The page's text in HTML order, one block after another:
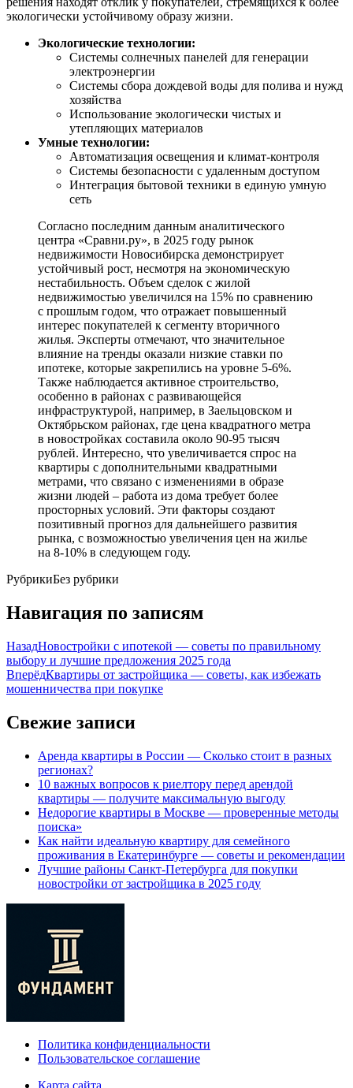
экологически устойчивому образу жизни.
Экологические технологии:
Системы солнечных панелей для генерации
электроэнергии
Системы сбора дождевой воды для полива и нужд
хозяйства
Использование экологически чистых и
утепляющих материалов
Умные технологии:
Автоматизация освещения и климат-контроля
Системы безопасности с удаленным доступом
Интеграция бытовой техники в единую умную
сеть
Согласно последним данным аналитического
центра «Сравни.ру», в 2025 году рынок
недвижимости Новосибирска демонстрирует
устойчивый рост, несмотря на экономическую
нестабильность. Объем сделок с жилой
недвижимостью увеличился на 15% по сравнению
с прошлым годом, что отражает повышенный
интерес покупателей к сегменту вторичного
жилья. Эксперты отмечают, что значительное
влияние на тренды оказали низкие ставки по
ипотеке, которые закрепились на уровне 5-6%.
Также наблюдается активное строительство,
особенно в районах с развивающейся
инфраструктурой, например, в Заельцовском и
Октябрьском районах, где цена квадратного метра
в новостройках составила около 90-95 тысяч
рублей. Интересно, что увеличивается спрос на
квартиры с дополнительными квадратными
метрами, что связано с изменениями в образе
жизни людей – работа из дома требует более
просторных условий. Эти факторы создают
позитивный прогноз для дальнейшего развития
рынка, с возможностью увеличения цен на жилье
на 8-10% в следующем году.
РубрикиБез рубрики
Навигация по записям
НазадНовостройки с ипотекой — советы по правильному
выбору и лучшие предложения 2025 года
ВперёдКвартиры от застройщика — советы, как избежать
мошенничества при покупке
Свежие записи
Аренда квартиры в России — Сколько стоит в разных
регионах?
10 важных вопросов к риелтору перед арендой
квартиры — получите максимальную выгоду
Недорогие квартиры в Москве — проверенные методы
поиска»
Как найти идеальную квартиру для семейного
проживания в Екатеринбурге — советы и рекомендации
Лучшие районы Санкт-Петербурга для покупки
новостройки от застройщика в 2025 году
Политика конфиденциальности
Пользовательское соглашение
Карта сайта